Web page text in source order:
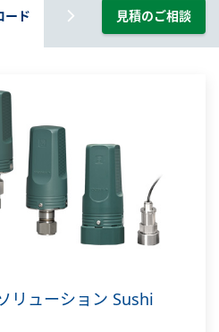
ード 動画 見積のご相談
リューション Sushi